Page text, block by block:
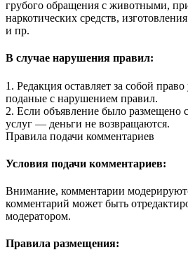
грубого обращения с животными,
наркотических средств,
и пр.
В случае нарушения правил:
1. Редакция оставляет за собой
поданые с нарушением правил.
2. Если объявление было
услуг — деньги не возвращаются.
Правила подачи комментариев
Условия подачи комментариев:
Внимание, комментарии
комментарий может быть
модератором.
Правила размещения: